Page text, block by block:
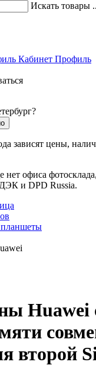
Искать товары
Кабинет Профиль
зависят цены,
нет офиса
и DPD Russia.
Huawei
второй